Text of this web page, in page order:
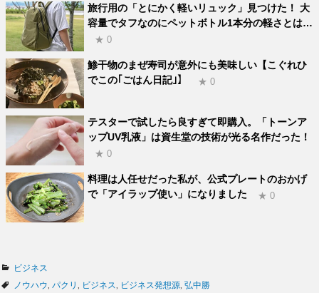
旅行用の「とにかく軽いリュック」見つけた！ 大
容量でタフなのにペットボトル1本分の軽さとは…
★ 0
鯵干物のまぜ寿司が意外にも美味しい【こぐれひ
でこの｢ごはん日記｣】
★ 0
テスターで試したら良すぎて即購入。「トーンア
ップUV乳液」は資生堂の技術が光る名作だった！
★ 0
料理は人任せだった私が、公式プレートのおかげ
で「アイラップ使い」になりました
★ 0
カ
テ
ビジネス
タ
ノウハウ パクリ ビジネス ビジネス発想源 弘中勝